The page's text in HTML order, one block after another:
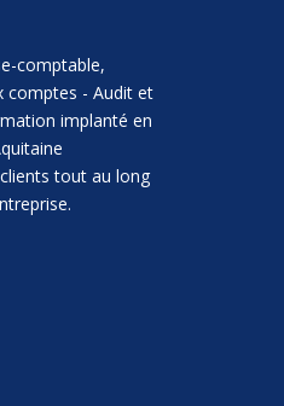
comptable,
comptes - Audit et
implanté en
tout au long